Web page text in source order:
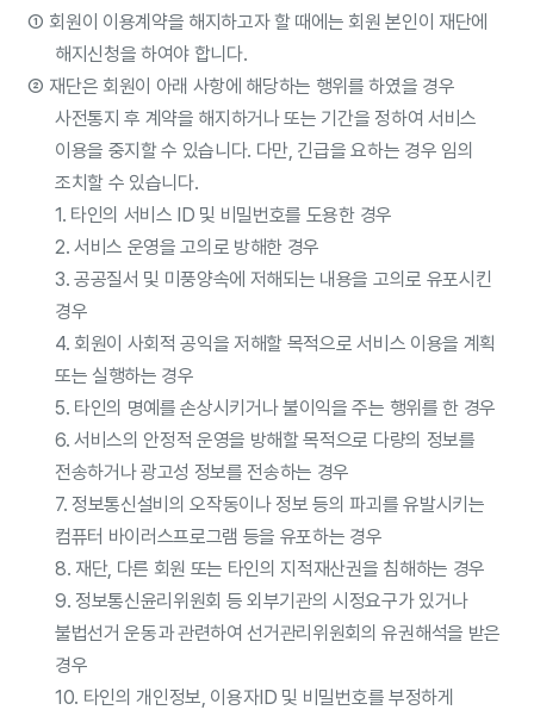
① 회원이 이용계약을 해지하고자 할 때에는 회원 본인이 재단에
해지신청을 하여야 합니다.
② 재단은 회원이 아래 사항에 해당하는 행위를 하였을 경우
사전통지 후 계약을 해지하거나 또는 기간을 정하여 서비스
이용을 중지할 수 있습니다. 다만, 긴급을 요하는 경우 임의
조치할 수 있습니다.
1. 타인의 서비스 ID 및 비밀번호를 도용한 경우
2. 서비스 운영을 고의로 방해한 경우
3. 공공질서 및 미풍양속에 저해되는 내용을 고의로 유포시킨
경우
4. 회원이 사회적 공익을 저해할 목적으로 서비스 이용을 계획
또는 실행하는 경우
5. 타인의 명예를 손상시키거나 불이익을 주는 행위를 한 경우
6. 서비스의 안정적 운영을 방해할 목적으로 다량의 정보를
전송하거나 광고성 정보를 전송하는 경우
7. 정보통신설비의 오작동이나 정보 등의 파괴를 유발시키는
컴퓨터 바이러스프로그램 등을 유포하는 경우
8. 재단, 다른 회원 또는 타인의 지적재산권을 침해하는 경우
9. 정보통신윤리위원회 등 외부기관의 시정요구가 있거나
불법선거 운동과 관련하여 선거관리위원회의 유권해석을 받은
경우
10. 타인의 개인정보, 이용자ID 및 비밀번호를 부정하게